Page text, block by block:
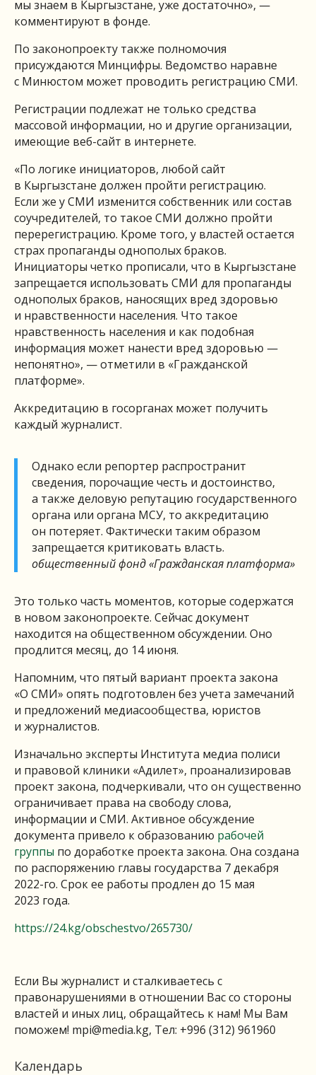
мы знаем в Кыргызстане, уже достаточно», —
комментируют в фонде.
По законопроекту также полномочия
присуждаются Минцифры. Ведомство наравне
с Минюстом может проводить регистрацию СМИ.
Регистрации подлежат не только средства
массовой информации, но и другие организации,
имеющие веб-сайт в интернете.
«По логике инициаторов, любой сайт
в Кыргызстане должен пройти регистрацию.
Если же у СМИ изменится собственник или состав
соучредителей, то такое СМИ должно пройти
перерегистрацию. Кроме того, у властей остается
страх пропаганды однополых браков.
Инициаторы четко прописали, что в Кыргызстане
запрещается использовать СМИ для пропаганды
однополых браков, наносящих вред здоровью
и нравственности населения. Что такое
нравственность населения и как подобная
информация может нанести вред здоровью —
непонятно», — отметили в «Гражданской
платформе».
Аккредитацию в госорганах может получить
каждый журналист.
Однако если репортер распространит
сведения, порочащие честь и достоинство,
а также деловую репутацию государственного
органа или органа МСУ, то аккредитацию
он потеряет. Фактически таким образом
запрещается критиковать власть.
общественный фонд «Гражданская платформа»
Это только часть моментов, которые содержатся
в новом законопроекте. Сейчас документ
находится на общественном обсуждении. Оно
продлится месяц, до 14 июня.
Напомним, что пятый вариант проекта закона
«О СМИ» опять подготовлен без учета замечаний
и предложений медиасообщества, юристов
и журналистов.
Изначально эксперты Института медиа полиси
и правовой клиники «Адилет», проанализировав
проект закона, подчеркивали, что он существенно
ограничивает права на свободу слова,
информации и СМИ. Активное обсуждение
документа привело к образованию рабочей
группы по доработке проекта закона. Она создана
по распоряжению главы государства 7 декабря
2022-го. Срок ее работы продлен до 15 мая
2023 года.
https://24.kg/obschestvo/265730/
Если Вы журналист и сталкиваетесь с
правонарушениями в отношении Вас со стороны
властей и иных лиц, обращайтесь к нам! Мы Вам
поможем! mpi@media.kg, Тел: +996 (312) 961960
Календарь